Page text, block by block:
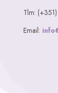
Tlm: (+351)
Email: